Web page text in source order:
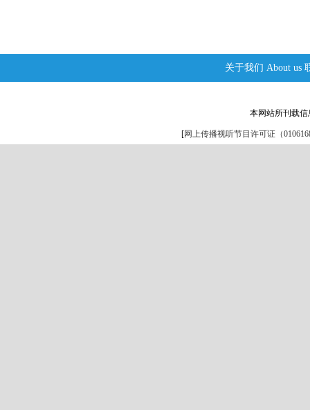
关于我们 About us
本网站所刊载
[网上传播视听节目许可证（